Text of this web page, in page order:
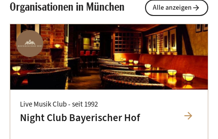
Organisationen in München Alle anzeigen arrow_forward
Live Musik Club - seit 1992
Night Club Bayerischer Hof arrow_forward